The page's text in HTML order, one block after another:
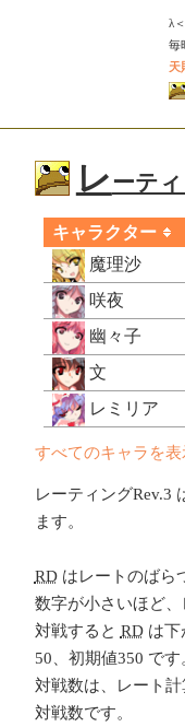
λ
毎
天
レ ーテ
キャラクター
魔理沙
咲夜
幽々子
文
レミリア
すべてのキャラを表
レーティングRev.3
ます。
RDはレートのばら
数字が小さいほど
対戦すると RDは下
50、初期値350 です
対戦数は、レート
対戦数です。